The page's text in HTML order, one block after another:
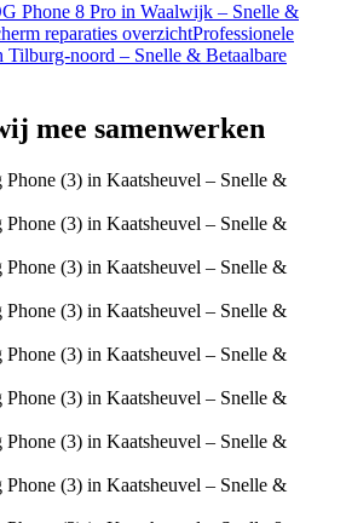
Phone 8 Pro in Waalwijk – Snelle &
reparaties overzichtProfessionele
Tilburg-noord – Snelle & Betaalbare
mee samenwerken